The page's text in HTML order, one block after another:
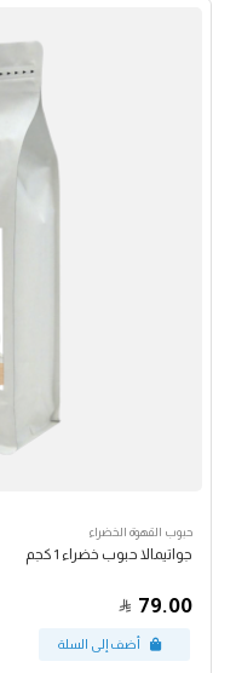
حبوب القهوة الخضراء
جواتيمالا حبوب خضراء 1 كجم
79.00